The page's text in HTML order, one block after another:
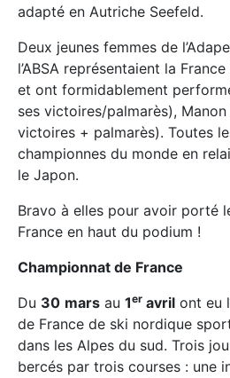
adapté en Autriche Seefeld.
Deux jeunes femmes de
l’ABSA représentaient la
et ont formidablement
ses victoires/palmarès),
victoires + palmarès). Toutes
championnes du monde en
le Japon.
Bravo à elles pour avoir porté
France en haut du podium !
Championnat de France
Du 30 mars au 1er avril ont eu
de France de ski nordique
dans les Alpes du sud. Trois
bercés par trois courses : une